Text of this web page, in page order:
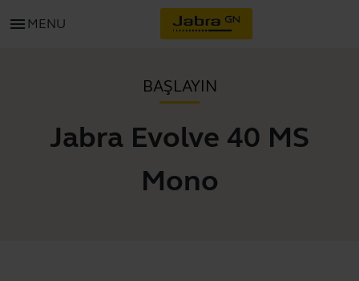
menu MENU
BAŞLAYIN
Jabra Evolve 40 MS
Mono